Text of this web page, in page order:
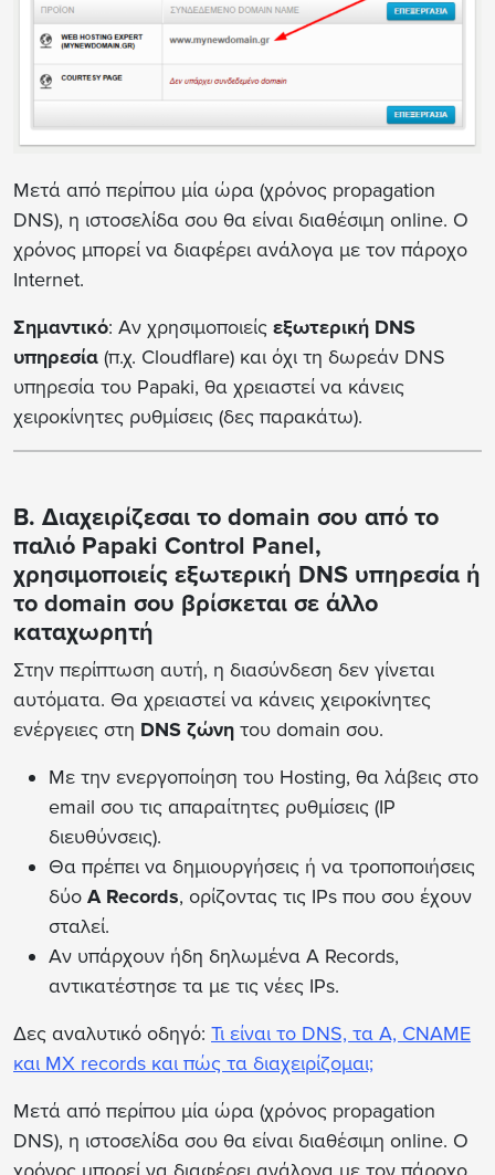
Μετά από περίπου μία ώρα (χρόνος propagation
DNS), η ιστοσελίδα σου θα είναι διαθέσιμη online. Ο
χρόνος μπορεί να διαφέρει ανάλογα με τον πάροχο
Internet.
Σημαντικό: Αν χρησιμοποιείς εξωτερική DNS
υπηρεσία (π.χ. Cloudflare) και όχι τη δωρεάν DNS
υπηρεσία του Papaki, θα χρειαστεί να κάνεις
χειροκίνητες ρυθμίσεις (δες παρακάτω).
Β. Διαχειρίζεσαι το domain σου από το
παλιό Papaki Control Panel,
χρησιμοποιείς εξωτερική DNS υπηρεσία ή
το domain σου βρίσκεται σε άλλο
καταχωρητή
Στην περίπτωση αυτή, η διασύνδεση δεν γίνεται
αυτόματα. Θα χρειαστεί να κάνεις χειροκίνητες
ενέργειες στη DNS ζώνη του domain σου.
Με την ενεργοποίηση του Hosting, θα λάβεις στο
email σου τις απαραίτητες ρυθμίσεις (IP
διευθύνσεις).
Θα πρέπει να δημιουργήσεις ή να τροποποιήσεις
δύο A Records, ορίζοντας τις IPs που σου έχουν
σταλεί.
Αν υπάρχουν ήδη δηλωμένα A Records,
αντικατέστησε τα με τις νέες IPs.
Δες αναλυτικό οδηγό: Τι είναι το DNS, τα A, CNAME
και MX records και πώς τα διαχειρίζομαι;
Μετά από περίπου μία ώρα (χρόνος propagation
DNS), η ιστοσελίδα σου θα είναι διαθέσιμη online. Ο